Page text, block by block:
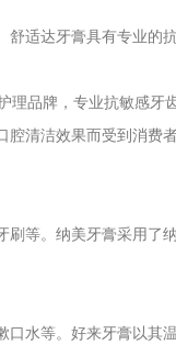
适达牙膏具有专业
品牌，专业抗敏感牙
清洁效果而受到消
等。纳美牙膏采用
水等。好来牙膏以